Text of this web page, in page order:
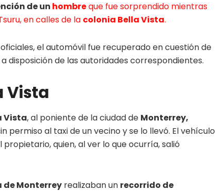
de un hombreque fue sorprendido mientras
en calles de la colonia Bella Vista.
el automóvil fue recuperado en cuestión de
disposición de las autoridades correspondientes.
Vista
Vista, al poniente de la ciudad de Monterrey,
permiso al taxi de un vecino y se lo llevó. El vehículo
quien, al ver lo que ocurría, salió
de Monterrey realizaban un recorrido de